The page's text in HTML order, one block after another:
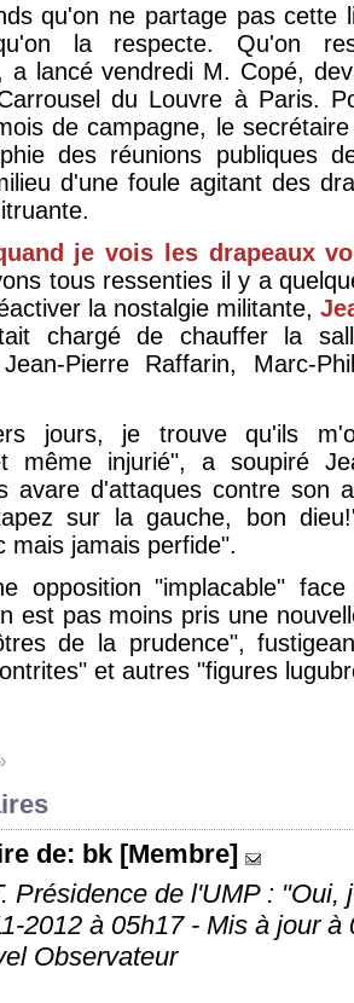
qu'on ne partage pas cette
la respecte. Qu'on
a lancé vendredi M. Copé,
du Louvre à Paris.
de campagne, le
des réunions publiques
d'une foule agitant des
je vois les drapeaux
tous ressenties il y a
la nostalgie militante,
chargé de chauffer la
Pierre Raffarin, Marc-
jours, je trouve qu'ils
même injurié", a soupiré
avare d'attaques contre son
sur la gauche, bon
mais jamais perfide".
opposition "implacable"
est pas moins pris une
de la prudence",
et autres "figures
de: bk [Membre]
Présidence de l'UMP : "Oui,
2012 à 05h17 - Mis à jour à
Observateur